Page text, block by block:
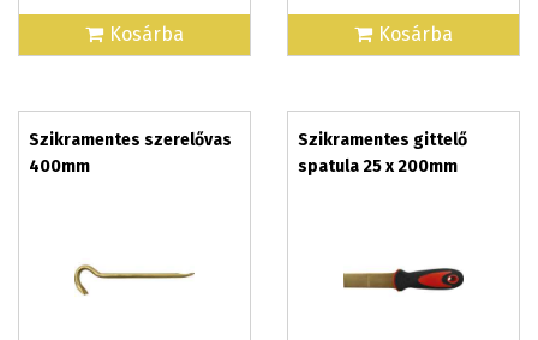
Kosárba Kosárba
Szikramentes szerelővas
400mm
Szikramentes gittelő
spatula 25 x 200mm